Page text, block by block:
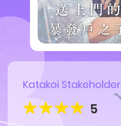
Katakoi Stakeholder
5